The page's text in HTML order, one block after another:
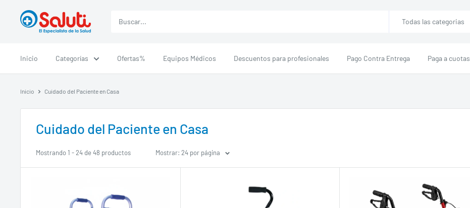
directamente
Saluti
Todas las categorias
Inicio Categorías Ofertas% Equipos Médicos Descuentos para profesionales Pago Contra Entrega Paga a cuotas
Inicio Cuidado del Paciente en Casa
Cuidado del Paciente en Casa
Mostrando 1 - 24 de 48 productos Mostrar: 24 por página